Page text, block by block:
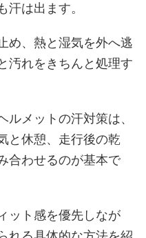
汗は出ます。
め、熱と湿気を外へ逃
汚れをきちんと処理す
メットの汗対策は、
と休憩、走行後の乾
合わせるのが基本で
ット感を優先しなが